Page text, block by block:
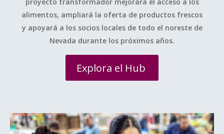
alimentos, ampliará la oferta de productos frescos
y apoyará a los socios locales de todo el noreste de
Nevada durante los próximos años.
Explora el Hub